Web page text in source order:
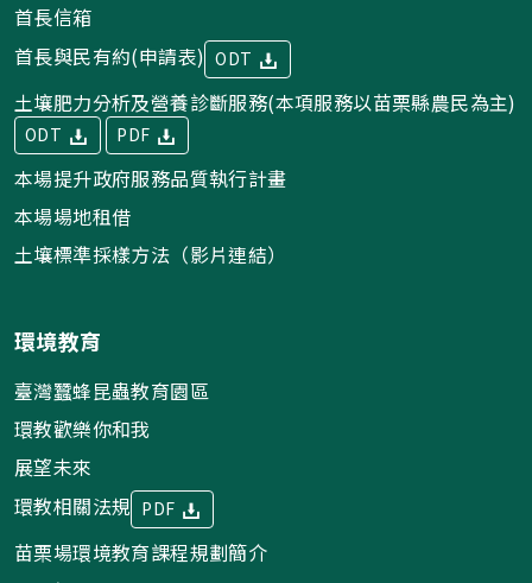
首長信箱
首長與民有約(申請表) ODT
土壤肥力分析及營養診斷服務(本項服務以苗栗縣農民為主)
ODT PDF
本場提升政府服務品質執行計畫
本場場地租借
土壤標準採樣方法（影片連結）
環境教育
臺灣蠶蜂昆蟲教育園區
環教歡樂你和我
展望未來
環教相關法規 PDF
苗栗場環境教育課程規劃簡介